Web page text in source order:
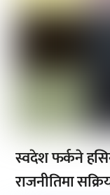
स्वदेश फर्कने
राजनीतिमा